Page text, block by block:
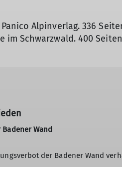
Alpinverlag. 336
im Schwarzwald. 400
Wand
der Badener Wand